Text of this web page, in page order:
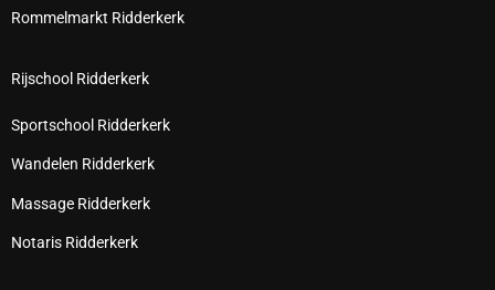
Rommelmarkt Ridderkerk
Rijschool Ridderkerk
Sportschool Ridderkerk
Wandelen Ridderkerk
Massage Ridderkerk
Notaris Ridderkerk